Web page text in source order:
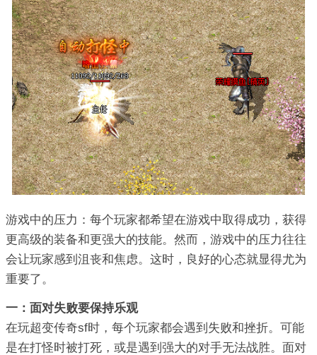
游戏中的压力：每个玩家都希望在游戏中取得成功，获得
更高级的装备和更强大的技能。然而，游戏中的压力往往
会让玩家感到沮丧和焦虑。这时，良好的心态就显得尤为
重要了。
一：面对失败要保持乐观
在玩超变传奇sf时，每个玩家都会遇到失败和挫折。可能
是在打怪时被打死，或是遇到强大的对手无法战胜。面对